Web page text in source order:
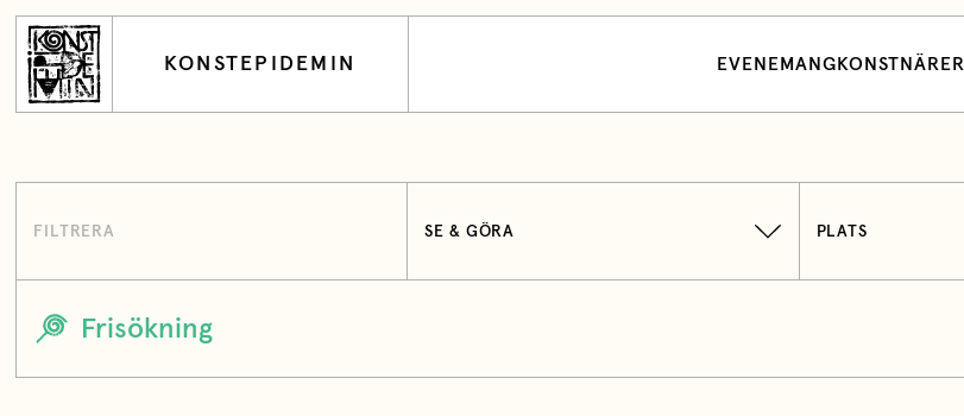
KONSTEPIDEMIN EVENEMANG KONSTNÄRER
FILTRERA SE & GÖRA PLATS